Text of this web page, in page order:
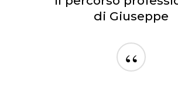
di Giuseppe
“